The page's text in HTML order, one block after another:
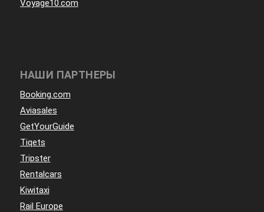
Voyage10.com
НАШИ ПАРТНЕРЫ
Booking.com
Aviasales
GetYourGuide
Tiqets
Tripster
Rentalcars
Kiwitaxi
Rail Europe